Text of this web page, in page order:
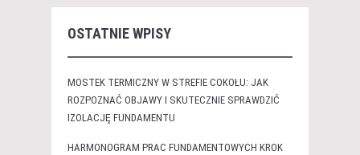
OSTATNIE WPISY
MOSTEK TERMICZNY W STREFIE COKOŁU: JAK
ROZPOZNAĆ OBJAWY I SKUTECZNIE SPRAWDZIĆ
IZOLACJĘ FUNDAMENTU
HARMONOGRAM PRAC FUNDAMENTOWYCH KROK